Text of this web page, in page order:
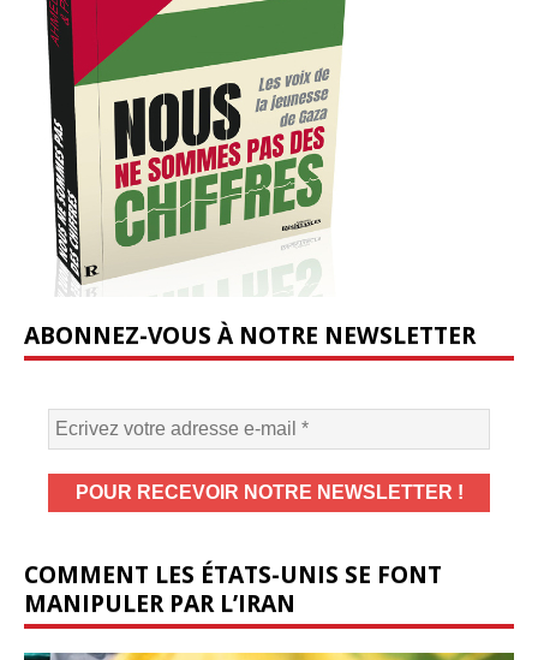
ABONNEZ-VOUS À NOTRE NEWSLETTER
COMMENT LES ÉTATS-UNIS SE FONT
MANIPULER PAR L’IRAN